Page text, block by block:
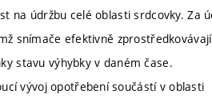
na údržbu celé oblasti srdcovky. Za
snímače efektivně zprostředkovávají
stavu výhybky v daném čase.
vývoj opotřebení součástí v oblasti